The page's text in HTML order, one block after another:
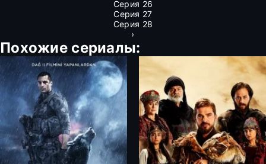
Серия 26
Серия 27
Серия 28
›
Похожие сериалы: